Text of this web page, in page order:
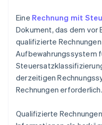
Eine Rechnung mit
Dokument, das dem vor
qualifizierte
Aufbewahrungssystem
derzeitigen
Rechnungen erforderlich.
Qualifizierte